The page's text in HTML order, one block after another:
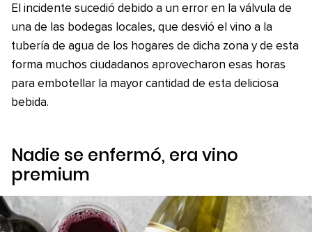
El incidente sucedió debido a un error en la válvula de
una de las bodegas locales, que desvió el vino a la
tubería de agua de los hogares de dicha zona y de esta
forma muchos ciudadanos aprovecharon esas horas
para embotellar la mayor cantidad de esta deliciosa
bebida.
Nadie se enfermó, era vino
premium